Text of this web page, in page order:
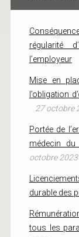
régularité
l’employeur
Mise en
l’obligation
27 octobre
Portée de
médecin
octobre 2023
durable des
tous les